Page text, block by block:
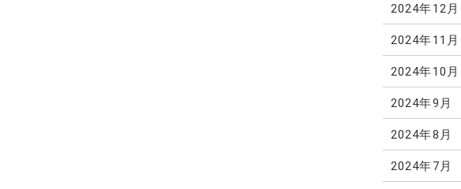
2024年12月
2024年11月
2024年10月
2024年9月
2024年8月
2024年7月